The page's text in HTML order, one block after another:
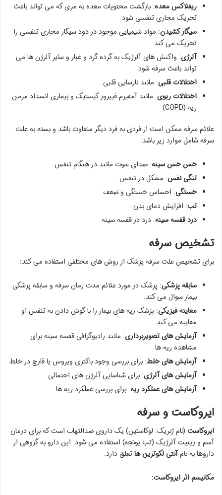
ریفلاکس معده: بازگشت محتویات معده به مری که می تواند باعث
تحریک مجاری تنفسی شود
سیگار کشیدن: مواد شیمیایی موجود در دود سیگار مجاری تنفسی را
تحریک می کند
آلرژی: واکنش های آلرژیک به گرده گرد و غبار و سایر آلرژن ها می
تواند باعث سرفه شود
اختلالات قلبی: مانند نارسایی قلبی
اختلالات ریوی: مانند آمفیزم فیبروز کیستیک و بیماری انسداد مزمن
ریه (COPD)
علائم سرفه ممکن است از فردی به فرد دیگر متفاوت باشد و بسته به علت
سرفه شامل موارد زیر باشد:
خس خس سینه: صدای سوت مانند در هنگام تنفس
تنگی نفس: مشکل در تنفس
خستگی: احساس خستگی و ضعف
تب: افزایش دمای بدن
درد قفسه سینه: درد در قفسه سینه
تشخیص سرفه
برای تشخیص علت سرفه پزشک از روش های مختلفی استفاده می کند:
سابقه پزشکی: پزشک در مورد علائم مدت زمان سرفه و سابقه پزشکی
بیمار سوال می کند.
معاینه فیزیکی: پزشک ریه های بیمار را با گوش دادن به تنفس او
معاینه می کند.
آزمایش های تصویربرداری: مانند رادیوگرافی قفسه سینه برای
مشاهده ریه ها
آزمایش های خلط: برای بررسی وجود باکتری ویروس یا قارچ در خلط
آزمایش های آلرژی: برای شناسایی آلرژن های احتمالی
آزمایش های عملکرد ریه: برای بررسی عملکرد ریه ها
ایروکاست و سرفه
ایروکاست (نام ژنریک: لوکاستین) یک داروی ضدالتهاب است که برای درمان
آسم و رینیت آلرژیک (تب یونجه) استفاده می شود. این دارو به گروهی از
داروها به نامآنتی لکوترین هاتعلق دارد.
مکانیسم اثر ایروکاست: